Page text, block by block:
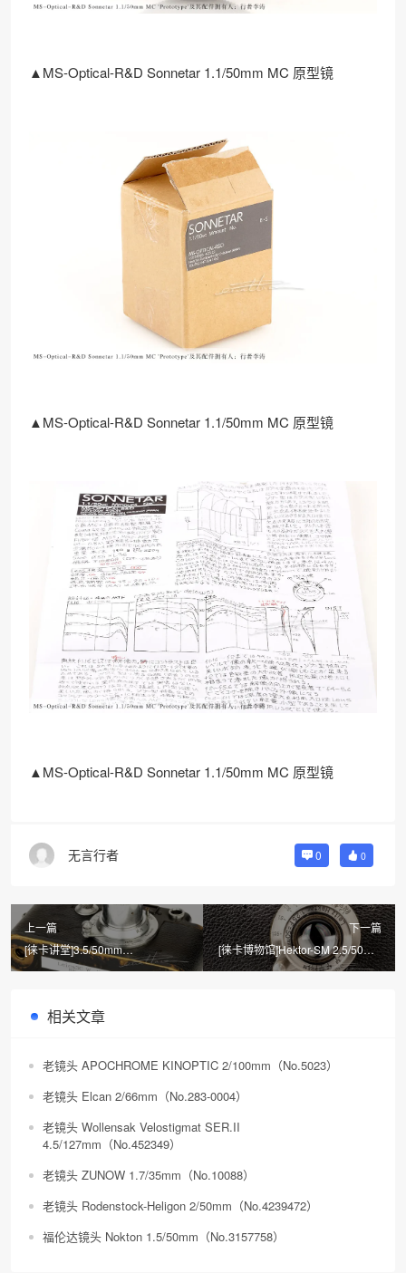
▲MS-Optical-R&D Sonnetar 1.1/50mm MC 原型镜
▲MS-Optical-R&D Sonnetar 1.1/50mm MC 原型镜
▲MS-Optical-R&D Sonnetar 1.1/50mm MC 原型镜
无言行者 0 0
上一篇
[徕卡讲堂]3.5/50mm
Anastigmat/Elmax, Elmar 镜头介
下一篇
[徕卡博物馆]Hektor-SM 2.5/50mm
镜头介绍
相关文章
老镜头 APOCHROME KINOPTIC 2/100mm（No.5023）
老镜头 Elcan 2/66mm（No.283-0004）
老镜头 Wollensak Velostigmat SER.II
4.5/127mm（No.452349）
老镜头 ZUNOW 1.7/35mm（No.10088）​
老镜头 Rodenstock-Heligon 2/50mm（No.4239472）
福伦达镜头 Nokton 1.5/50mm（No.3157758）